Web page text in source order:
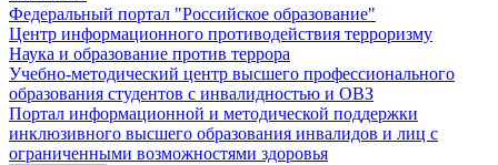
Федеральный портал "Российское образование"
Центр информационного противодействия терроризму
Наука и образование против террора
Учебно-методический центр высшего профессионального
образования студентов с инвалидностью и ОВЗ
Портал информационной и методической поддержки
инклюзивного высшего образования инвалидов и лиц с
ограниченными возможностями здоровья